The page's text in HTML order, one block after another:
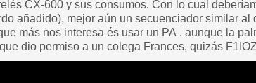
CX-600 y sus consumos. Con lo cual
añadido), mejor aún un secuenciador similar
más nos interesa és usar un PA . aunque la
dio permiso a un colega Frances, quizás